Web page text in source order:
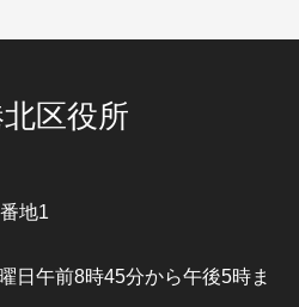
区役所
地1
日午前8時45分から午後5時ま